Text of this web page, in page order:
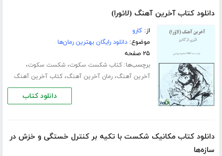
دانلود کتاب آخرین آهنگ (لائورا)
از:کارو
موضوع:دانلود رایگان بهترین رمان‌ها
۲۵ صفحه
برچسب‌ها:کتاب شکست سکوت،شکست سکوت،
آخرین آهنگ،رمان آخرین آهنگ،کتاب آخرین آهنگ
دانلود کتاب
دانلود کتاب مکانیک شکست با تکیه بر کنترل خستگی و خزش در
سازه‌ها